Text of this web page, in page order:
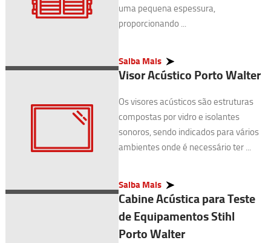
uma pequena espessura,
proporcionando ...
Saiba Mais
Visor Acústico Porto Walter
Os visores acústicos são estruturas
compostas por vidro e isolantes
sonoros, sendo indicados para vários
ambientes onde é necessário ter ...
Saiba Mais
Cabine Acústica para Teste
de Equipamentos Stihl
Porto Walter